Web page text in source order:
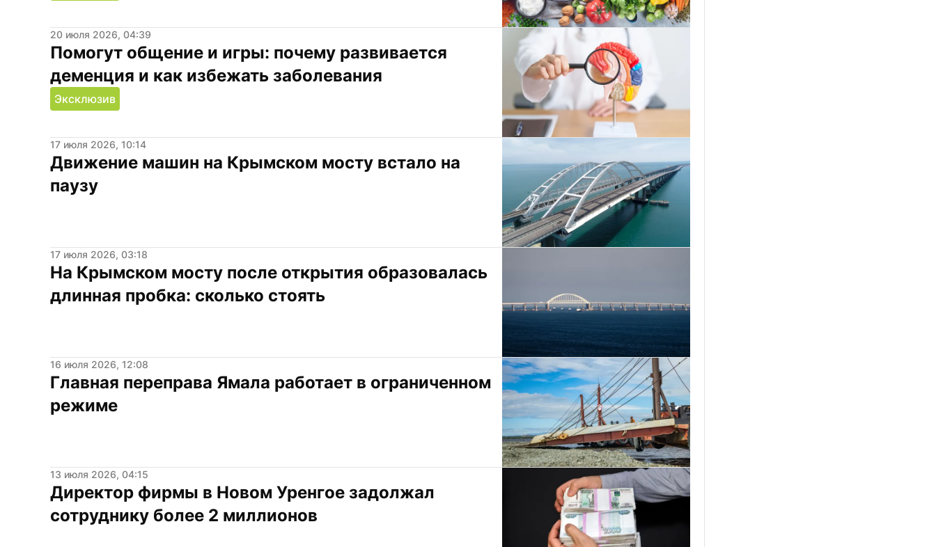
20 июля 2026, 04:39
Помогут общение и игры: почему развивается
деменция и как избежать заболевания
Эксклюзив
17 июля 2026, 10:14
Движение машин на Крымском мосту встало на
паузу
17 июля 2026, 03:18
На Крымском мосту после открытия образовалась
длинная пробка: сколько стоять
16 июля 2026, 12:08
Главная переправа Ямала работает в ограниченном
режиме
13 июля 2026, 04:15
Директор фирмы в Новом Уренгое задолжал
сотруднику более 2 миллионов